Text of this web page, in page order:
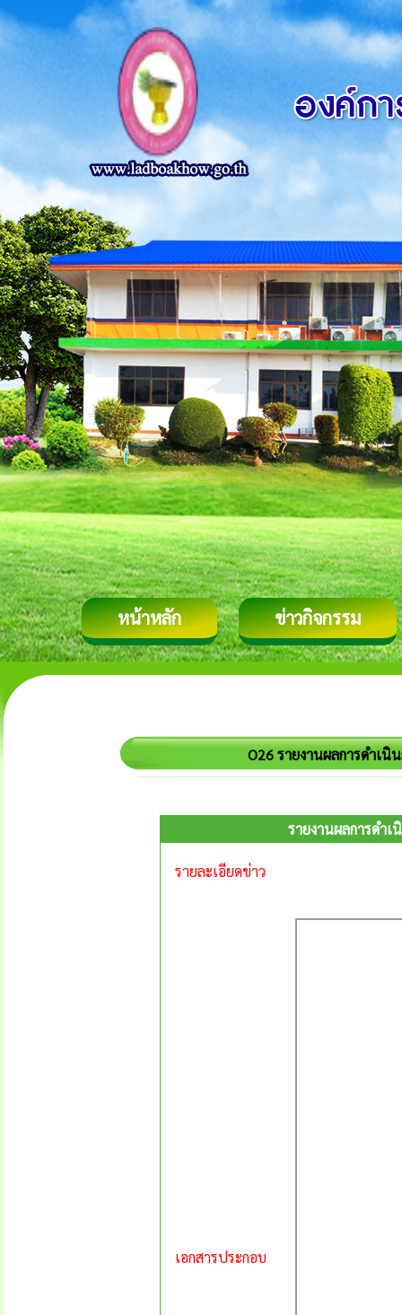
หน้าหลัก ข่าวกิจกรรม
O26 รายงานผลการดำเ
รายงานผลการดำ
รายละเอียดข่าว
เอกสารประกอบ